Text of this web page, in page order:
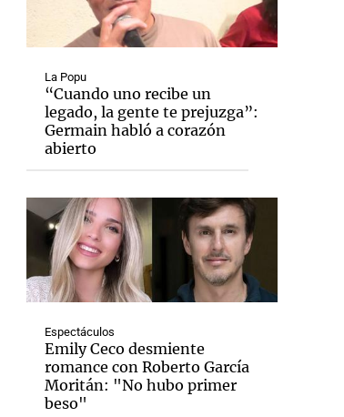
La Popu
“Cuando uno recibe un
legado, la gente te prejuzga”:
Germain habló a corazón
abierto
Espectáculos
Emily Ceco desmiente
romance con Roberto García
Moritán: "No hubo primer
beso"
Notas